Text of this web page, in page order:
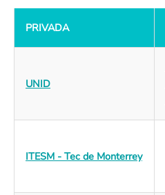
PRIVADA
UNID
ITESM - Tec de Monterrey